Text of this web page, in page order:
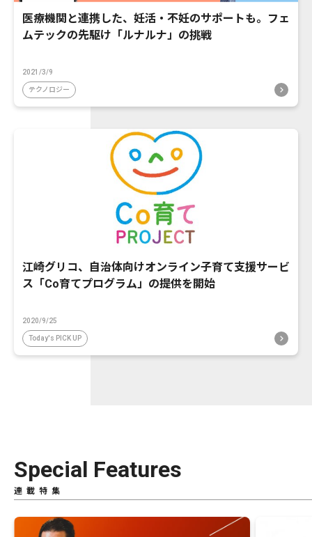
医療機関と連携した、妊活・不妊のサポートも。フェ
ムテックの先駆け「ルナルナ」の挑戦
2021/3/9
テクノロジー
江崎グリコ、自治体向けオンライン子育て支援サービ
ス「Co育てプログラム」の提供を開始
2020/9/25
Today's PICK UP
Special Features
連載特集